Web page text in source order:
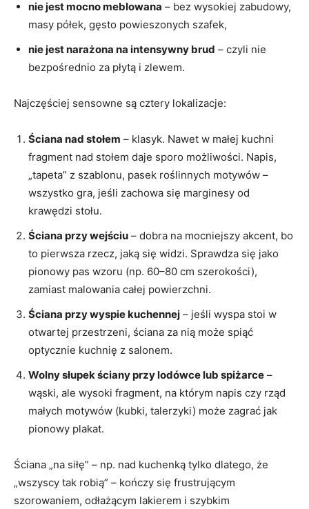
nie jest mocno meblowana – bez wysokiej zabudowy,
masy półek, gęsto powieszonych szafek,
nie jest narażona na intensywny brud – czyli nie
bezpośrednio za płytą i zlewem.
Najczęściej sensowne są cztery lokalizacje:
Ściana nad stołem – klasyk. Nawet w małej kuchni
fragment nad stołem daje sporo możliwości. Napis,
„tapeta” z szablonu, pasek roślinnych motywów –
wszystko gra, jeśli zachowa się marginesy od
krawędzi stołu.
Ściana przy wejściu – dobra na mocniejszy akcent, bo
to pierwsza rzecz, jaką się widzi. Sprawdza się jako
pionowy pas wzoru (np. 60–80 cm szerokości),
zamiast malowania całej powierzchni.
Ściana przy wyspie kuchennej – jeśli wyspa stoi w
otwartej przestrzeni, ściana za nią może spiąć
optycznie kuchnię z salonem.
Wolny słupek ściany przy lodówce lub spiżarce –
wąski, ale wysoki fragment, na którym napis czy rząd
małych motywów (kubki, talerzyki) może zagrać jak
pionowy plakat.
Ściana „na siłę” – np. nad kuchenką tylko dlatego, że
„wszyscy tak robią” – kończy się frustrującym
szorowaniem, odłażącym lakierem i szybkim